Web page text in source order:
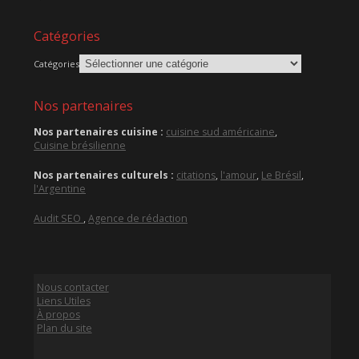
Catégories
Catégories
Nos partenaires
Nos partenaires cuisine : cuisine sud américaine,
Cuisine brésilienne
Nos partenaires culturels : citations, l'amour, Le Brésil,
l'Argentine
Audit SEO ,Agence de rédaction
Nous contacter
Liens Utiles
À propos
Plan du site